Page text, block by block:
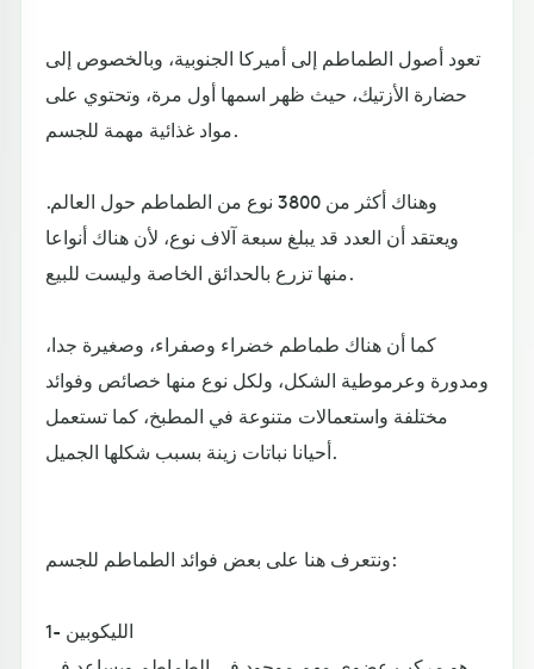
تعود أصول الطماطم إلى أميركا الجنوبية، وبالخصوص إلى
حضارة الأزتيك، حيث ظهر اسمها أول مرة، وتحتوي على
مواد غذائية مهمة للجسم.
وهناك أكثر من 3800 نوع من الطماطم حول العالم.
ويعتقد أن العدد قد يبلغ سبعة آلاف نوع، لأن هناك أنواعا
منها تزرع بالحدائق الخاصة وليست للبيع.
كما أن هناك طماطم خضراء وصفراء، وصغيرة جدا،
ومدورة وعرموطية الشكل، ولكل نوع منها خصائص وفوائد
مختلفة واستعمالات متنوعة في المطبخ، كما تستعمل
أحيانا نباتات زينة بسبب شكلها الجميل.
ونتعرف هنا على بعض فوائد الطماطم للجسم:
1- الليكوبين